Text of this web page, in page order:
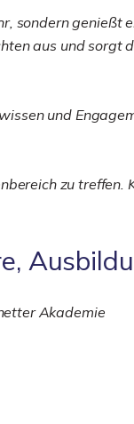
sondern genießt
aus und sorgt
und
zu treffen.
Akademie